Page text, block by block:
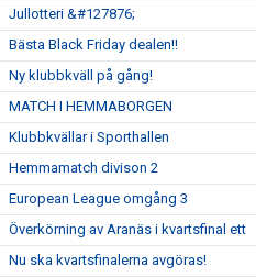
Jullotteri &#127876;
Bästa Black Friday dealen!!
Ny klubbkväll på gång!
MATCH I HEMMABORGEN
Klubbkvällar i Sporthallen
Hemmamatch divison 2
European League omgång 3
Överkörning av Aranäs i kvartsfinal ett
Nu ska kvartsfinalerna avgöras!